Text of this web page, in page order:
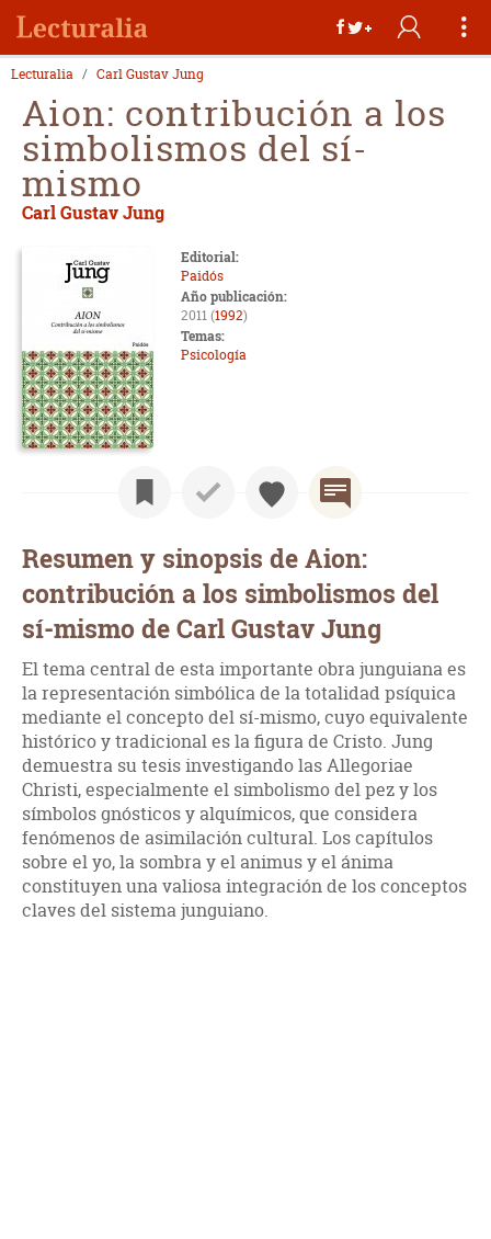
Lecturalia Carl Gustav Jung
Aion: contribución a los
simbolismos del sí-
mismo
Carl Gustav Jung
Editorial:
Paidós
Año publicación:
2011 (1992)
Temas:
Psicología
Resumen y sinopsis de Aion:
contribución a los simbolismos del
sí-mismo de Carl Gustav Jung
El tema central de esta importante obra junguiana es
la representación simbólica de la totalidad psíquica
mediante el concepto del sí-mismo, cuyo equivalente
histórico y tradicional es la figura de Cristo. Jung
demuestra su tesis investigando las Allegoriae
Christi, especialmente el simbolismo del pez y los
símbolos gnósticos y alquímicos, que considera
fenómenos de asimilación cultural. Los capítulos
sobre el yo, la sombra y el animus y el ánima
constituyen una valiosa integración de los conceptos
claves del sistema junguiano.